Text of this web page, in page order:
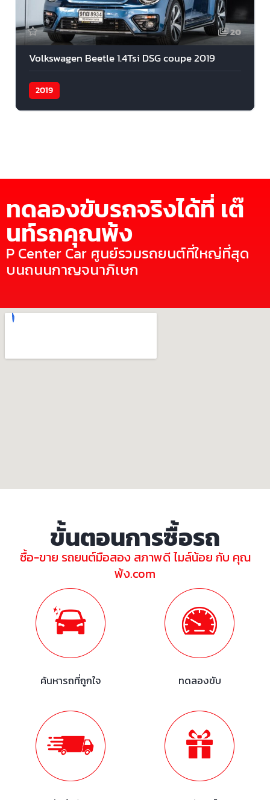
20
Volkswagen Beetle 1.4Tsi DSG coupe 2019
2019
ทดลองขับรถจริงได้ที่ เต๊
นท์รถคุณพ้ง
P Center Car ศูนย์รวมรถยนต์ที่ใหญ่ที่สุด
บนถนนกาญจนาภิเษก
ขั้นตอนการซื้อรถ
ซื้อ-ขาย รถยนต์มือสอง สภาพดี ไมล์น้อย กับ คุณ
พ้ง.com
ค้นหารถที่ถูกใจ ทดลองขับ